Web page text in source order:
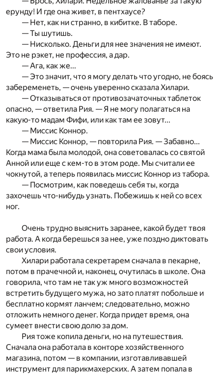
ерунду! И где она живет, в пентхаусе?
— Нет, как ни странно, в кибитке. В таборе.
— Ты шутишь.
— Нисколько. Деньги для нее значения не имеют.
Это не рэкет, не профессия, а дар.
— Ага, как же...
— Это значит, что я могу делать что угодно, не боясь
забеременеть, — очень уверенно сказала Хилари.
— Отказываться от противозачаточных таблеток
опасно, — ответила Рия. — Я не могу полагаться на
какую-то мадам Фифи, или как там ее зовут...
— Миссис Коннор.
— Миссис Коннор, — повторила Рия. — Забавно...
Когда мама была молодой, она советовалась со святой
Анной или еще с кем-то в этом роде. Мы считали ее
чокнутой, а теперь появилась миссис Коннор из табора.
— Посмотрим, как поведешь себя ты, когда
захочешь что-нибудь узнать. Побежишь к ней со всех
ног.
Очень трудно выяснить заранее, какой будет твоя
работа. А когда берешься за нее, уже поздно диктовать
свои условия.
Хилари работала секретарем сначала в пекарне,
потом в прачечной и, наконец, очутилась в школе. Она
говорила, что там не так уж много возможностей
встретить будущего мужа, но зато платят побольше и
бесплатно кормят ланчем; следовательно, можно
отложить немного денег. Когда придет время, она
сумеет внести свою долю за дом.
Рия тоже копила деньги, но на путешествия.
Сначала она работала в конторе хозяйственного
магазина, потом — в компании, изготавливавшей
инструмент для парикмахерских. А затем попала в